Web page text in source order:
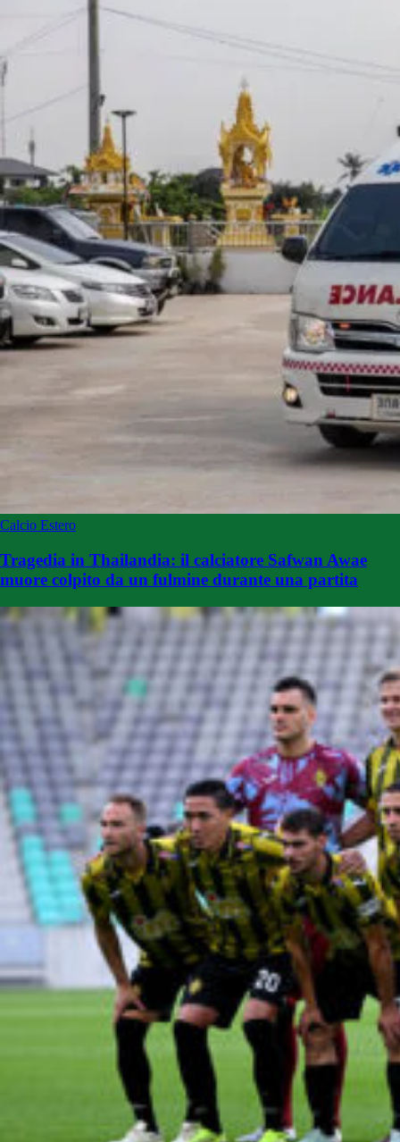
Calcio Estero
Tragedia in Thailandia: il calciatore Safwan Awae
muore colpito da un fulmine durante una partita